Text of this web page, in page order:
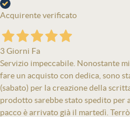
Acquirente verificato
3 Giorni Fa
Servizio impeccabile. Nonostante
fare un acquisto con dedica, sono
(sabato) per la creazione della
prodotto sarebbe stato spedito
pacco è arrivato già il martedì.